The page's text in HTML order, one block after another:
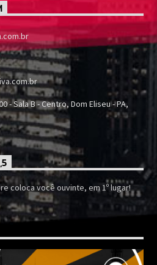
- Sala B - Centro, Dom Eliseu - PA,
coloca você ouvinte, em 1º lugar!